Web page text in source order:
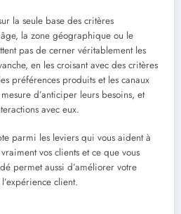
la seule base des critères
la zone géographique ou le
pas de cerner véritablement les
en les croisant avec des critères
préférences produits et les canaux
d’anticiper leurs besoins, et
avec eux.
parmi les leviers qui vous aident à
vos clients et ce que vous
permet aussi d’améliorer votre
client.